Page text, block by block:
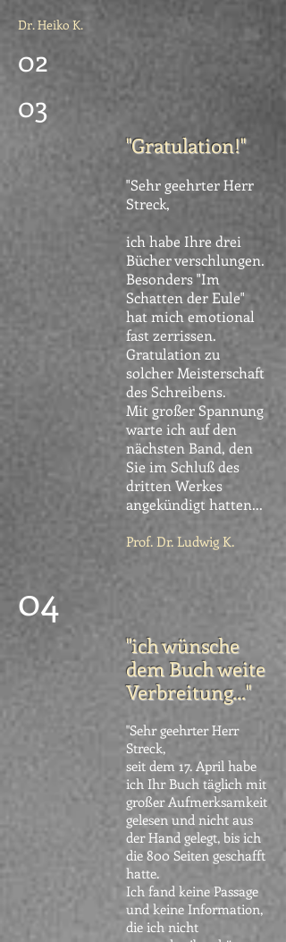
Dr. Heiko K.
02
03
04
"Gratulation!"
"Sehr geehrter Herr
Streck,
ich habe Ihre drei
Bücher verschlungen.
Besonders "Im
Schatten der Eule"
hat mich emotional
fast zerrissen.
Gratulation zu
solcher Meisterschaft
des Schreibens.
Mit großer Spannung
warte ich auf den
nächsten Band, den
Sie im Schluß des
dritten Werkes
angekündigt hatten...
Prof. Dr. Ludwig K.
"ich wünsche
dem Buch weite
Verbreitung..."
"Sehr geehrter Herr
Streck,
seit dem 17. April habe
ich Ihr Buch täglich mit
großer Aufmerksamkeit
gelesen und nicht aus
der Hand gelegt, bis ich
die 800 Seiten geschafft
hatte.
Ich fand keine Passage
und keine Information,
die ich nicht